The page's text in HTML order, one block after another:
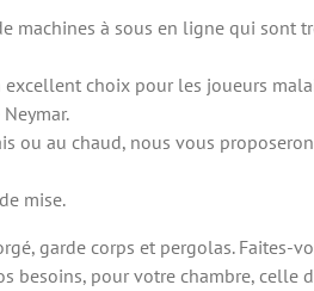
machines à sous en ligne qui sont
choix pour les joueurs
ou au chaud, nous vous
mise.
garde corps et pergolas. Faites-
pour votre chambre, celle